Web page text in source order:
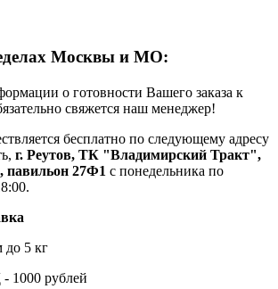
Москвы и МО:
о готовности Вашего заказа к
свяжется наш менеджер!
бесплатно по следующему адресу
г. Реутов, ТК "Владимирский Тракт",
павильон 27Ф1 с понедельника по
до 5 кг
1000 рублей